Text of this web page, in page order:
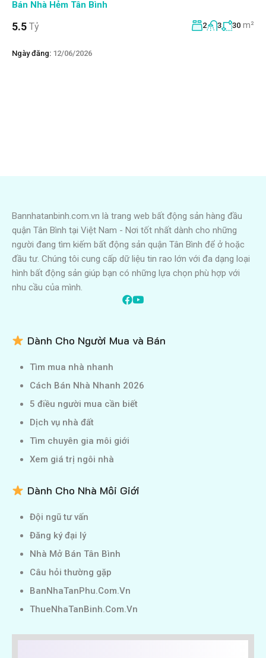
Bán Nhà Hẻm Tân Bình
5.5 Tỷ 2 3 30 m²
Ngày đăng: 12/06/2026
Bannhatanbinh.com.vn là trang web bất động sản hàng đầu
quận Tân Bình tại Việt Nam - Nơi tốt nhất dành cho những
người đang tìm kiếm bất động sản quận Tân Bình để ở hoặc
đầu tư. Chúng tôi cung cấp dữ liệu tin rao lớn với đa dạng loại
hình bất động sản giúp bạn có những lựa chọn phù hợp với
nhu cầu của mình.
Dành Cho Người Mua và Bán
Tìm mua nhà nhanh
Cách Bán Nhà Nhanh 2026
5 điều người mua cần biết
Dịch vụ nhà đất
Tìm chuyên gia môi giới
Xem giá trị ngôi nhà
Dành Cho Nhà Môi Giới
Đội ngũ tư vấn
Đăng ký đại lý
Nhà Mở Bán Tân Bình
Câu hỏi thường gặp
BanNhaTanPhu.Com.Vn
ThueNhaTanBinh.Com.Vn